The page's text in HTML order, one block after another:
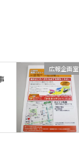
広報企画室